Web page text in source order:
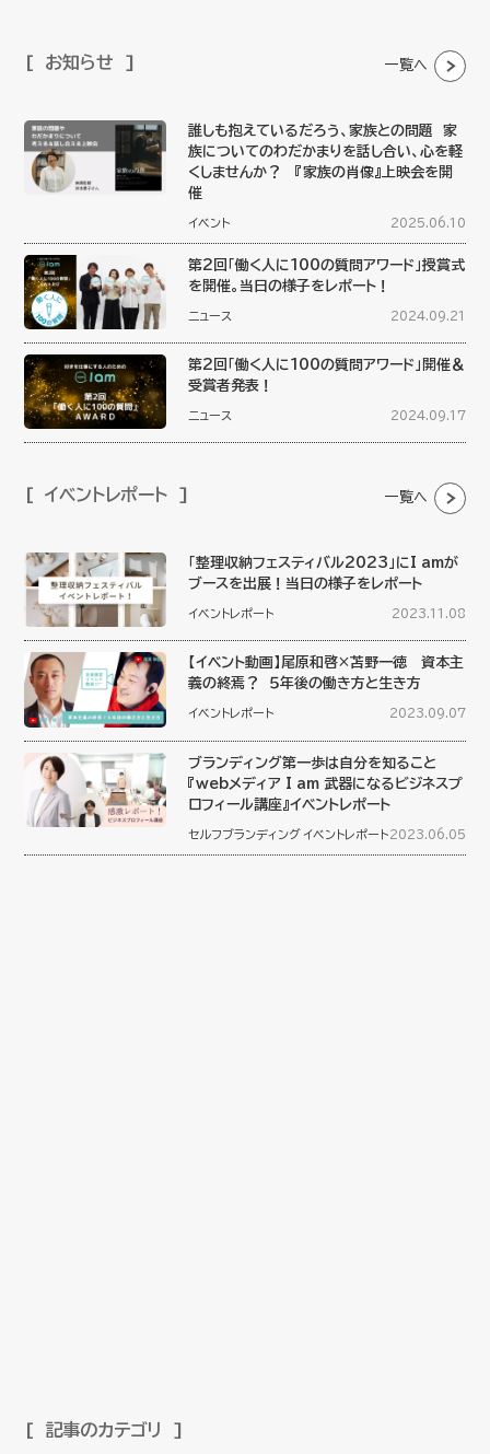
お知らせ 一覧へ
誰しも抱えているだろう、家族との問題 家
族についてのわだかまりを話し合い、心を軽
くしませんか？ 『家族の肖像』上映会を開
催
イベント 2025.06.10
第2回「働く人に100の質問アワード」授賞式
を開催。当日の様子をレポート！
ニュース 2024.09.21
第2回「働く人に100の質問アワード」開催＆
受賞者発表！
ニュース 2024.09.17
イベントレポート 一覧へ
「整理収納フェスティバル2023」にI amが
ブースを出展！当日の様子をレポート
イベントレポート 2023.11.08
【イベント動画】尾原和啓×苫野一徳 資本主
義の終焉？ ５年後の働き方と生き方
イベントレポート 2023.09.07
ブランディング第一歩は自分を知ること
『webメディア I am 武器になるビジネスプ
ロフィール講座』イベントレポート
セルフブランディング イベントレポート 2023.06.05
記事のカテゴリ